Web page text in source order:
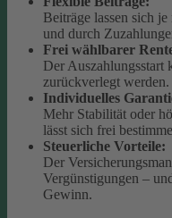
Beiträge lassen sich
und durch
Frei wählbarer
Der Auszahlungsstart
zurückverlegt werden.
Individuelles
Mehr Stabilität oder
lässt sich frei
Steuerliche Vorteile:
Der
Vergünstigungen –
Gewinn.